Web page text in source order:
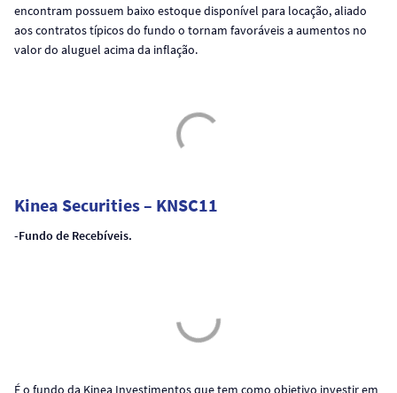
encontram possuem baixo estoque disponível para locação, aliado
aos contratos típicos do fundo o tornam favoráveis a aumentos no
valor do aluguel acima da inflação.
Kinea Securities – KNSC11
-Fundo de Recebíveis.
É o fundo da Kinea Investimentos que tem como objetivo investir em